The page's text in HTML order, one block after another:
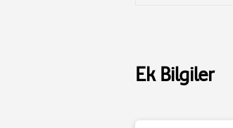
Ek Bilgiler